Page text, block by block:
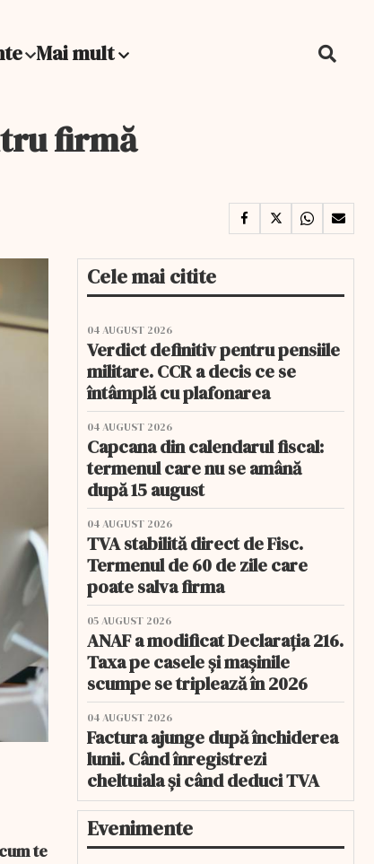
Mai mult
firmă
te
Cele mai citite
04 AUGUST 2026
Verdict definitiv pentru pensiile
militare. CCR a decis ce se
întâmplă cu plafonarea
04 AUGUST 2026
Capcana din calendarul fiscal:
termenul care nu se amână
după 15 august
04 AUGUST 2026
TVA stabilită direct de Fisc.
Termenul de 60 de zile care
poate salva firma
05 AUGUST 2026
ANAF a modificat Declarația 216.
Taxa pe casele și mașinile
scumpe se triplează în 2026
04 AUGUST 2026
Factura ajunge după închiderea
lunii. Când înregistrezi
cheltuiala și când deduci TVA
Evenimente